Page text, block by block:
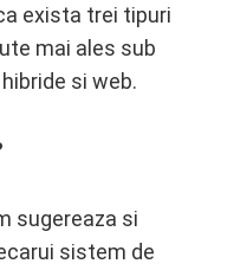
exista trei tipuri
mai ales sub
si web.
sugereaza si
sistem de